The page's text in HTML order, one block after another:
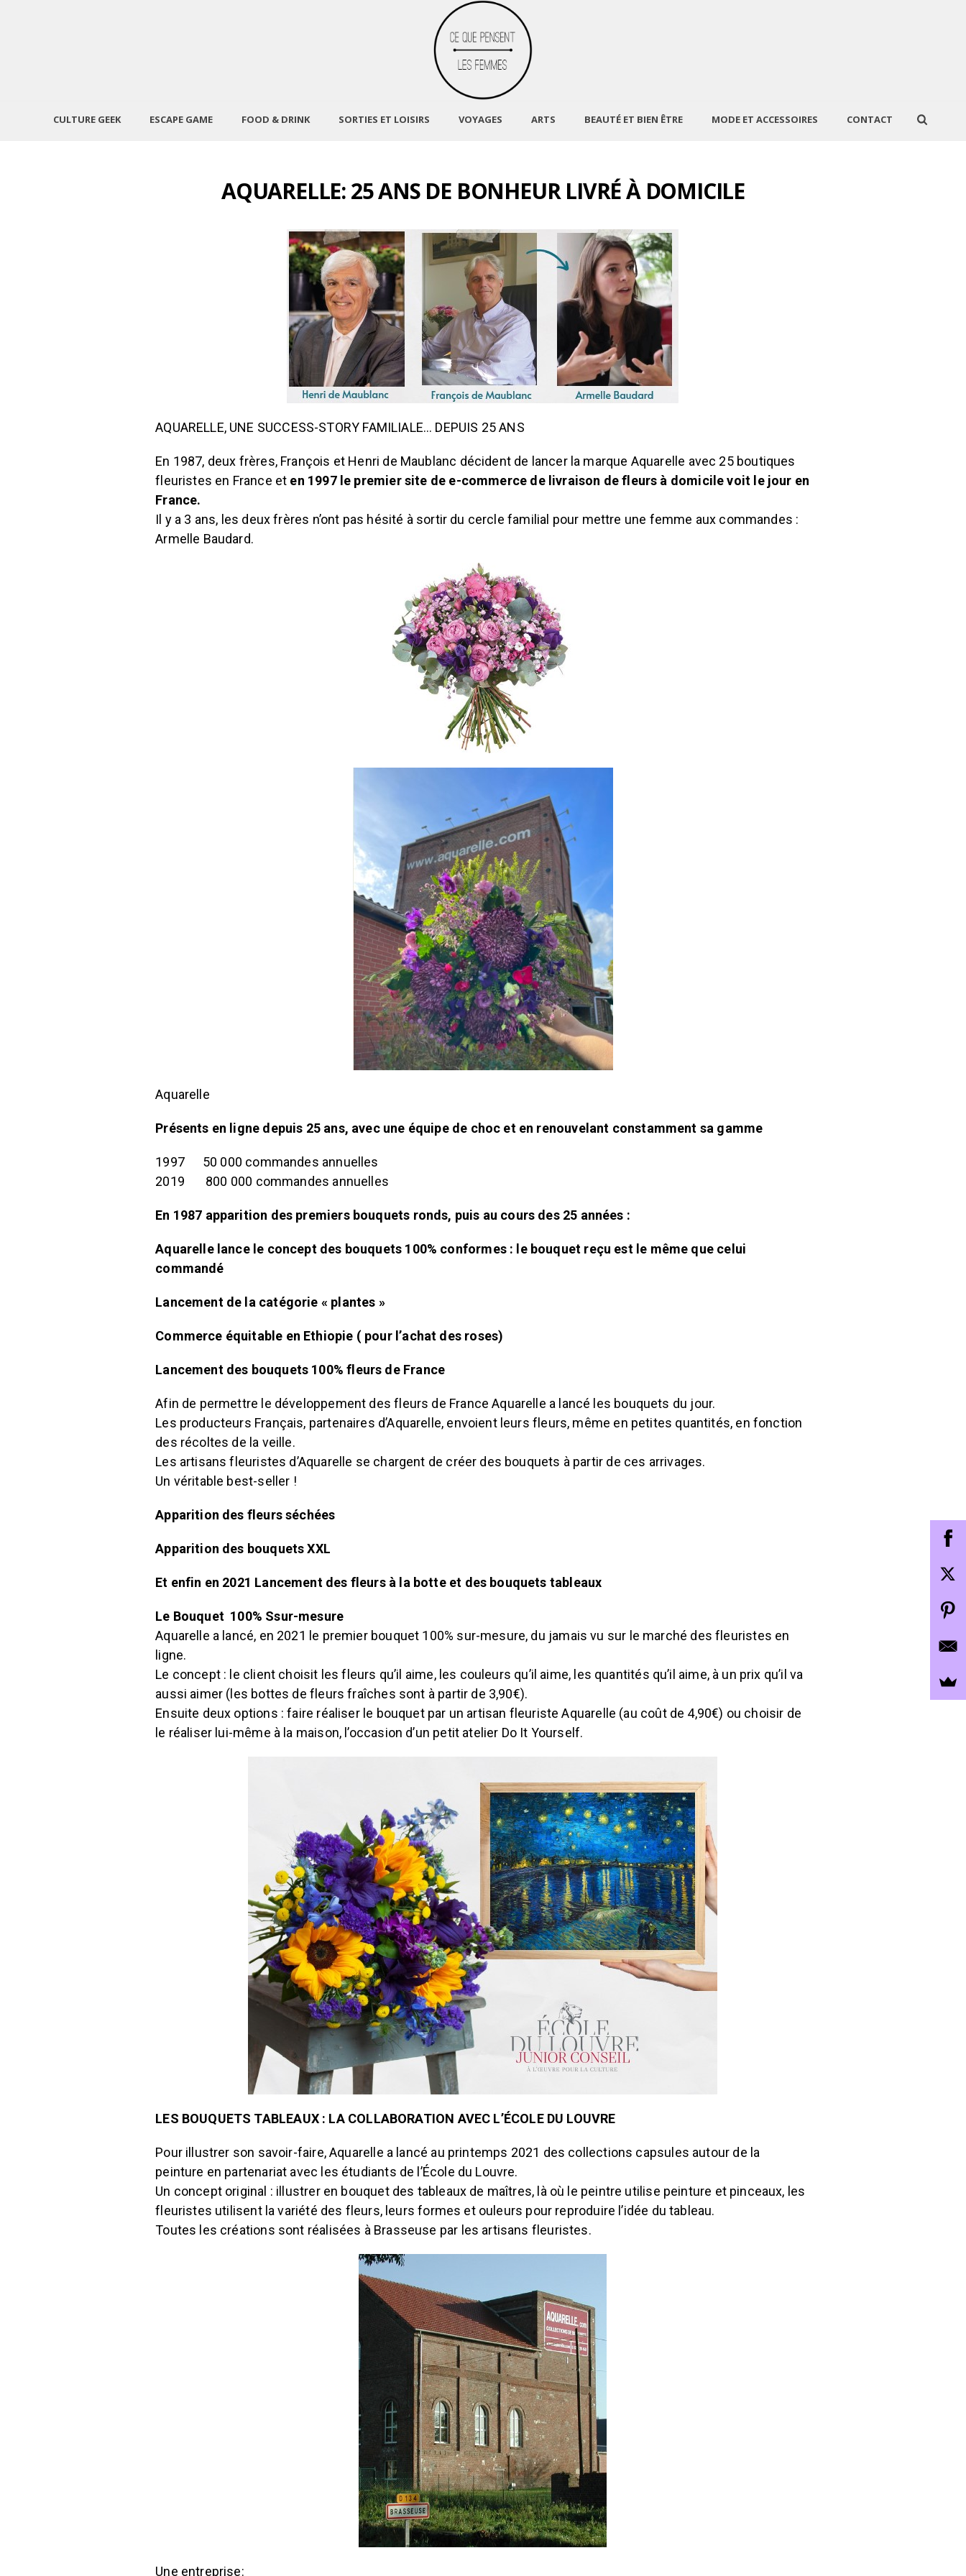
CULTURE GEEK ESCAPE GAME FOOD & DRINK SORTIES ET LOISIRS VOYAGES ARTS BEAUTÉ ET BIEN ÊTRE MODE ET ACCESSOIRES CONTACT
AQUARELLE: 25 ANS DE BONHEUR LIVRÉ À DOMICILE
AQUARELLE, UNE SUCCESS-STORY FAMILIALE… DEPUIS 25 ANS
En 1987, deux frères, François et Henri de Maublanc décident de lancer la marque Aquarelle avec 25 boutiques
fleuristes en France et en 1997 le premier site de e-commerce de livraison de fleurs à domicile voit le jour en
France.
Il y a 3 ans, les deux frères n’ont pas hésité à sortir du cercle familial pour mettre une femme aux commandes :
Armelle Baudard.
Aquarelle
Présents en ligne depuis 25 ans, avec une équipe de choc et en renouvelant constamment sa gamme
1997 50 000 commandes annuelles
2019 800 000 commandes annuelles
En 1987 apparition des premiers bouquets ronds, puis au cours des 25 années :
Aquarelle lance le concept des bouquets 100% conformes : le bouquet reçu est le même que celui
commandé
Lancement de la catégorie « plantes »
Commerce équitable en Ethiopie ( pour l’achat des roses)
Lancement des bouquets 100% fleurs de France
Afin de permettre le développement des fleurs de France Aquarelle a lancé les bouquets du jour.
Les producteurs Français, partenaires d’Aquarelle, envoient leurs fleurs, même en petites quantités, en fonction
des récoltes de la veille.
Les artisans fleuristes d’Aquarelle se chargent de créer des bouquets à partir de ces arrivages.
Un véritable best-seller !
Apparition des fleurs séchées
Apparition des bouquets XXL
Et enfin en 2021 Lancement des fleurs à la botte et des bouquets tableaux
Le Bouquet 100% Ssur-mesure
Aquarelle a lancé, en 2021 le premier bouquet 100% sur-mesure, du jamais vu sur le marché des fleuristes en
ligne.
Le concept : le client choisit les fleurs qu’il aime, les couleurs qu’il aime, les quantités qu’il aime, à un prix qu’il va
aussi aimer (les bottes de fleurs fraîches sont à partir de 3,90€).
Ensuite deux options : faire réaliser le bouquet par un artisan fleuriste Aquarelle (au coût de 4,90€) ou choisir de
le réaliser lui-même à la maison, l’occasion d’un petit atelier Do It Yourself.
LES BOUQUETS TABLEAUX : LA COLLABORATION AVEC L’ÉCOLE DU LOUVRE
Pour illustrer son savoir-faire, Aquarelle a lancé au printemps 2021 des collections capsules autour de la
peinture en partenariat avec les étudiants de l’École du Louvre.
Un concept original : illustrer en bouquet des tableaux de maîtres, là où le peintre utilise peinture et pinceaux, les
fleuristes utilisent la variété des fleurs, leurs formes et ouleurs pour reproduire l’idée du tableau.
Toutes les créations sont réalisées à Brasseuse par les artisans fleuristes.
Une entreprise: